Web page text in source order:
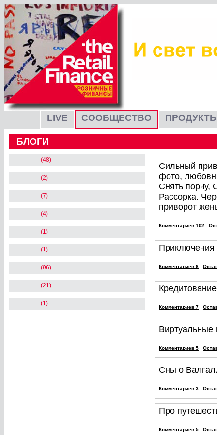
LIVE СООБЩЕСТВО
БЛОГИ
Сильный
фото,
Снять порчу,
Рассорка.
приворот
Комментариев 102
Приключения
Комментариев 6
Комментариев 7
Виртуальные
Комментариев 5
Сны о
Комментариев 3
Про
Комментариев 5
(48)
(2)
(7)
(4)
(1)
(1)
(96)
(21)
(1)